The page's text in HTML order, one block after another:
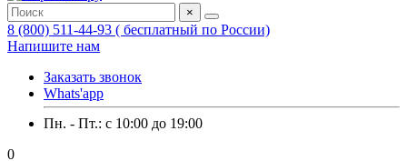
×
8 (800) 511-44-93 ( бесплатный по России)
Напишите нам
Заказать звонок
Whats'app
Пн. - Пт.: c 10:00 до 19:00
0